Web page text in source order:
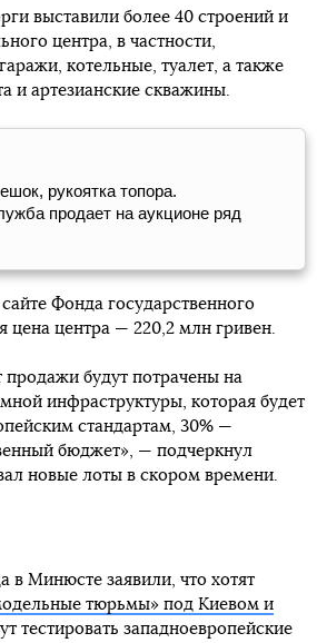
выставили более 40 строений и
центра, в частности,
котельные, туалет, а также
и артезианские скважины.
рукоятка топора.
продает на аукционе ряд
Фонда государственного
цена центра — 220,2 млн гривен.
продажи будут потрачены на
инфраструктуры, которая будет
стандартам, 30% —
бюджет», — подчеркнул
новые лоты в скором времени.
в Минюсте заявили, что хотят
тюрьмы» под Киевом и
тестировать западноевропейские